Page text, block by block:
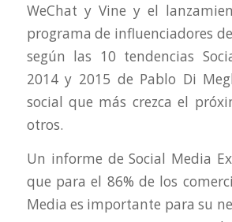
WeChat y Vine y el
programa de influenciadores
según las 10 tendencias
2014 y 2015 de Pablo Di
social que más crezca el
otros.
Un informe de Social Media
que para el 86% de los
Media es importante para su